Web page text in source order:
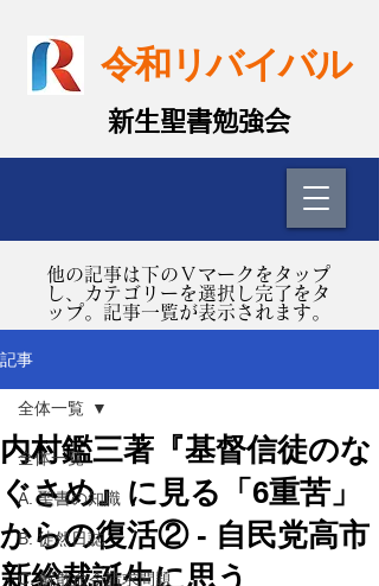
令和リバイバル
​新生聖書勉強会
​他の記事は下のＶマークをタップ
し、カテゴリーを選択し完了をタ
ップ。記事一覧が表示されます。
記事
全体一覧
A. 聖書の知識
B. 徒然日誌
C. 解散命令請求問題
全体一覧
内村鑑三著『基督信徒のな
ぐさめ』に見る「6重苦」
からの復活② - 自民党高市
新総裁誕生に思う